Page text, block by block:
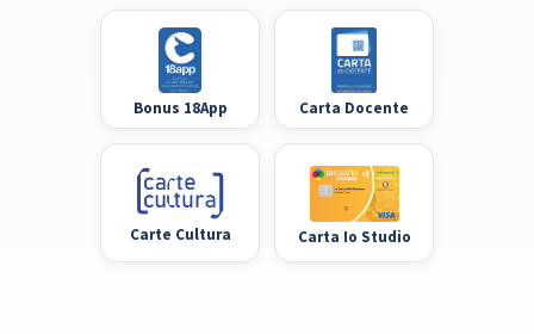
Bonus 18App Carta Docente
Carte Cultura Carta Io Studio